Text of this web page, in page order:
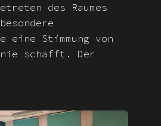
des Raumes
eine Stimmung von
schafft. Der